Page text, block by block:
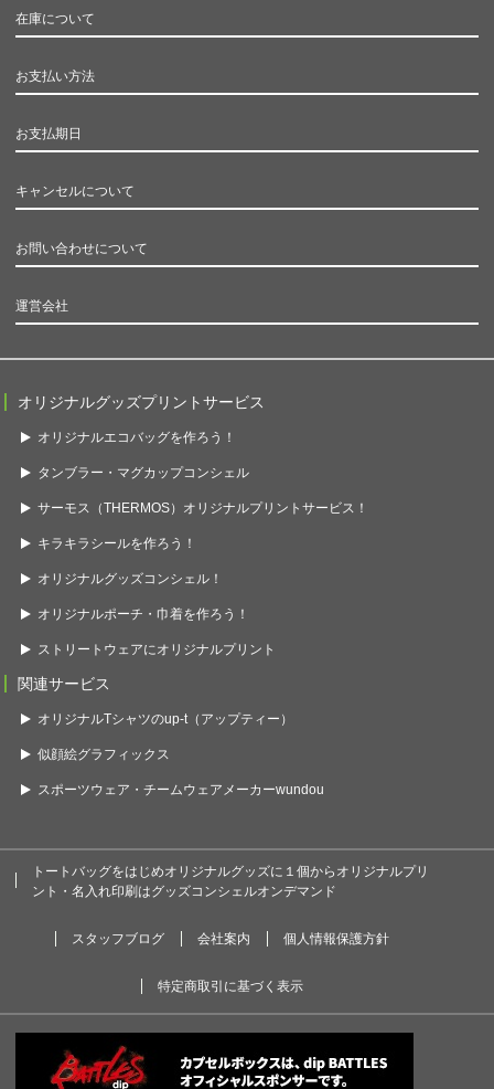
在庫について
お支払い方法
お支払期日
キャンセルについて
お問い合わせについて
運営会社
オリジナルグッズプリントサービス
オリジナルエコバッグを作ろう！
タンブラー・マグカップコンシェル
サーモス（THERMOS）オリジナルプリントサービス！
キラキラシールを作ろう！
オリジナルグッズコンシェル！
オリジナルポーチ・巾着を作ろう！
ストリートウェアにオリジナルプリント
関連サービス
オリジナルTシャツのup-t（アップティー）
似顔絵グラフィックス
スポーツウェア・チームウェアメーカーwundou
トートバッグをはじめオリジナルグッズに１個からオリジナルプリ
ント・名入れ印刷はグッズコンシェルオンデマンド
スタッフブログ 会社案内 個人情報保護方針
特定商取引に基づく表示